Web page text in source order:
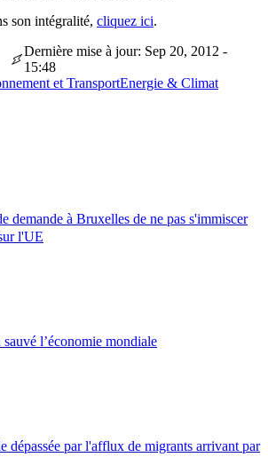
son intégralité, cliquez ici.
Dernière mise à jour: Sep 20, 2012 -
15:48
et TransportEnergie & Climat
à Bruxelles de ne pas s'immiscer
l'UE
l’économie mondiale
dépassée par l'afflux de migrants arrivant par